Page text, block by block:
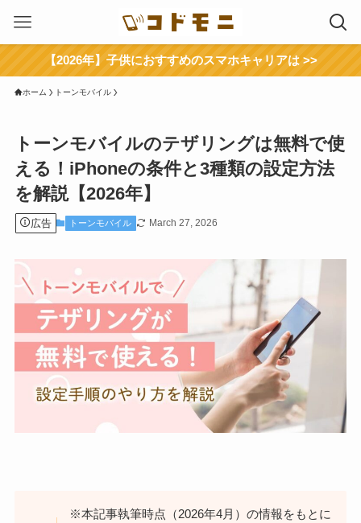
【2026年】子供におすすめのスマホキャリアは >>
ホーム トーンモバイル
トーンモバイルのテザリングは無料で使
える！iPhoneの条件と3種類の設定方法
を解説【2026年】
広告 トーンモバイル March 27, 2026
※本記事執筆時点（2026年4月）の情報をもとに